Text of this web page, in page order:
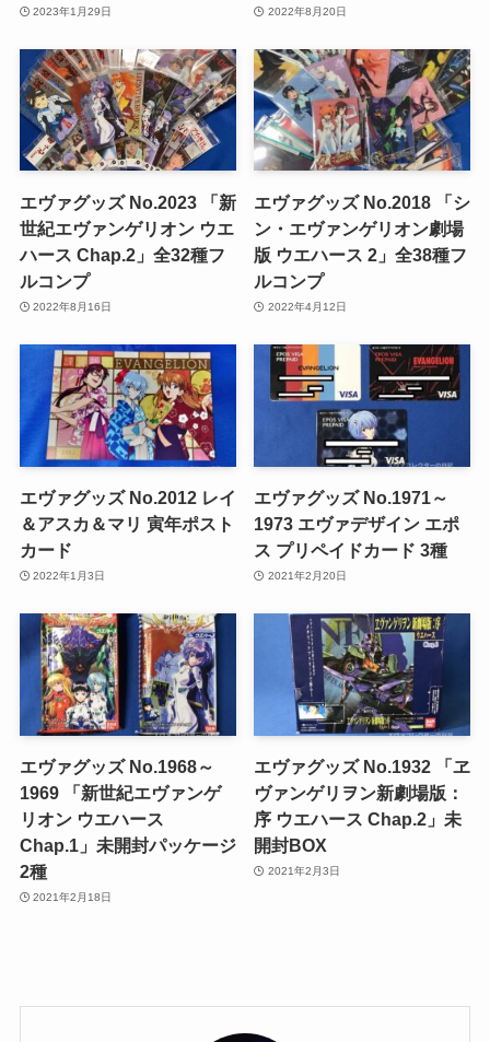
2023年1月29日 2022年8月20日
エヴァグッズ No.2023 「新
世紀エヴァンゲリオン ウエ
ハース Chap.2」全32種フ
ルコンプ
2022年8月16日
エヴァグッズ No.2018 「シ
ン・エヴァンゲリオン劇場
版 ウエハース 2」全38種フ
ルコンプ
2022年4月12日
エヴァグッズ No.2012 レイ
＆アスカ＆マリ 寅年ポスト
カード
2022年1月3日
エヴァグッズ No.1971～
1973 エヴァデザイン エポ
ス プリペイドカード 3種
2021年2月20日
エヴァグッズ No.1968～
1969 「新世紀エヴァンゲ
リオン ウエハース
Chap.1」未開封パッケージ
2種
2021年2月18日
エヴァグッズ No.1932 「ヱ
ヴァンゲリヲン新劇場版：
序 ウエハース Chap.2」未
開封BOX
2021年2月3日